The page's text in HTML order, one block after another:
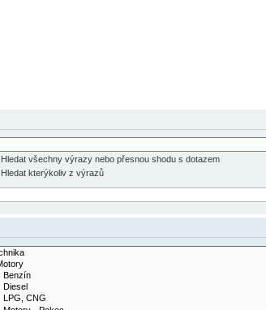
Hledat všechny výrazy nebo přesnou shodu s dotazem
Hledat kterýkoliv z výrazů